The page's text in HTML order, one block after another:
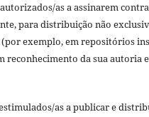
as a assinarem
para distribuição não
exemplo, em repositórios
reconhecimento da sua autoria
as a publicar e